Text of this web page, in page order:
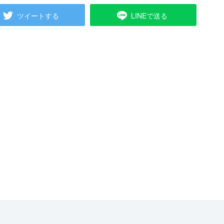
ツイートする LINEで送る